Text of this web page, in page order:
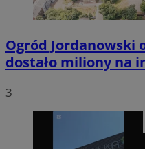
Ogród Jordanowski
dostało miliony na
3